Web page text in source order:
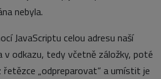
nebyla.
JavaScriptu celou adresu naší
v odkazu, tedy včetně záložky, poté
řetězce „odpreparovat“ a umístit je